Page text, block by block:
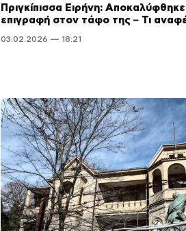
Πριγκίπισσα Ειρήνη:
επιγραφή στον τάφο της – Τι
03.02.2026 — 18:21